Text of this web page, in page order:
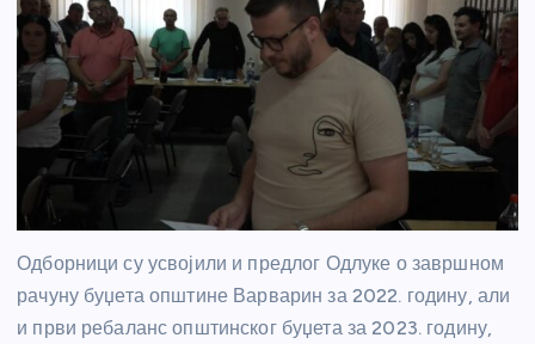
Одборници су усвојили и предлог Одлуке о завршном
рачуну буџета општине Варварин за 2022. годину, али
и први ребаланс општинског буџета за 2023. годину,